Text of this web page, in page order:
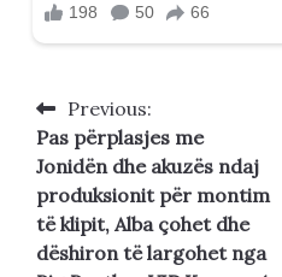
Post
navigation
Previous:
Pas përplasjes me
Jonidën dhe akuzës ndaj
produksionit për montim
të klipit, Alba çohet dhe
dëshiron të largohet nga